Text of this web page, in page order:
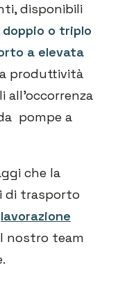
disponibili
o triplo
a elevata
produttività
all’occorrenza
pompe a
che la
di trasporto
lavorazione
nostro team